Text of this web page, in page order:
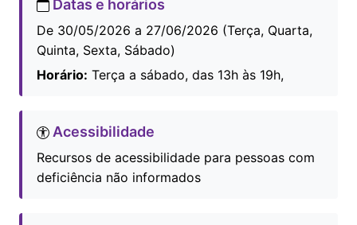
Datas e horários
De 30/05/2026 a 27/06/2026 (Terça, Quarta,
Quinta, Sexta, Sábado)
Horário: Terça a sábado, das 13h às 19h,
Acessibilidade
Recursos de acessibilidade para pessoas com
deficiência não informados